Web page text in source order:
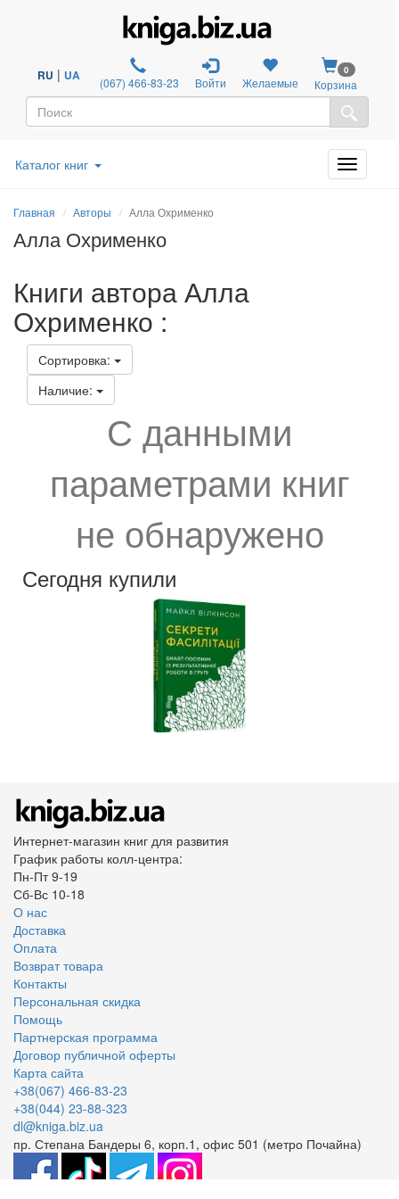
RU | UA (067) 466-83-23 Войти Желаемые
0
Корзина
Каталог книг
Главная Авторы Алла Охрименко
Алла Охрименко
Книги автора Алла
Охрименко :
Сортировка:
Наличие:
С данными
параметрами книг
не обнаружено
Сегодня купили
Интернет-магазин книг для развития
График работы колл-центра:
Пн-Пт 9-19
Сб-Вс 10-18
О нас
Доставка
Оплата
Возврат товара
Контакты
Персональная скидка
Помощь
Партнерская программа
Договор публичной оферты
Карта сайта
+38(067) 466-83-23
+38(044) 23-88-323
dl@kniga.biz.ua
пр. Степана Бандеры 6, корп.1, офис 501 (метро Почайна)